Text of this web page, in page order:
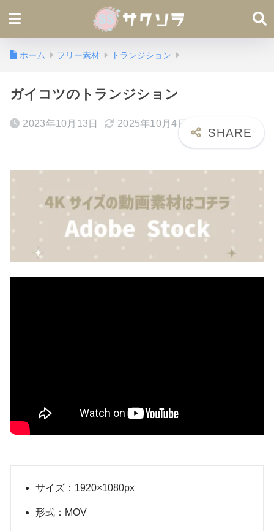
ホーム フリー素材 トランジション
ガイコツのトランジション
2023年10月13日 2025年10月4日
サイズ：1920×1080px
形式：MOV